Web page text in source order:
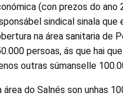
(con prezos do ano
sindical sinala
na área sanitaria de
persoas, ás que hai
outras súmanselle
área do Salnés son unhas